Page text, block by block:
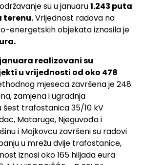
su u januaru1.243 puta
terenu.Vrijednost radova na
energetskih objekata iznosila je
realizovani su
u vrijednosti od oko 478
mjeseca završena je 248
zamjena i ugradnja
trafostanica 35/10 kV
Mataruge, Njeguvođa i
i Mojkovcu završeni su radovi
u mrežu dvije trafostanice,
iznosi oko 165 hiljada eura